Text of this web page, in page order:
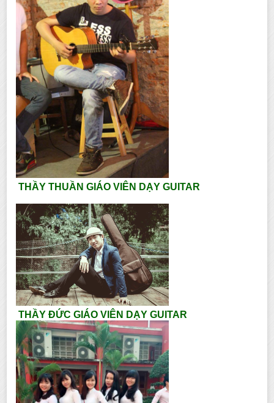
THẦY THUẦN GIÁO VIÊN DẠY GUITAR
THẦY ĐỨC GIÁO VIÊN DẠY GUITAR